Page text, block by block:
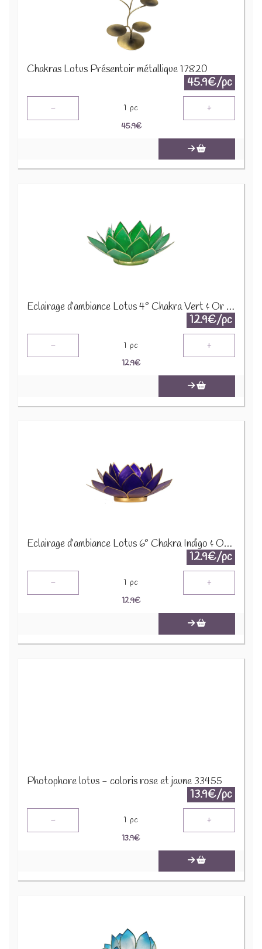
Chakras Lotus Présentoir métallique 17820
45.9€/pc
- 1 pc +
45.9€
Eclairage d’ambiance Lotus 4° Chakra Vert & Or 12014
12.9€/pc
- 1 pc +
12.9€
Eclairage d’ambiance Lotus 6° Chakra Indigo & Or 12016
12.9€/pc
- 1 pc +
12.9€
Photophore lotus - coloris rose et jaune 33455
13.9€/pc
- 1 pc +
13.9€